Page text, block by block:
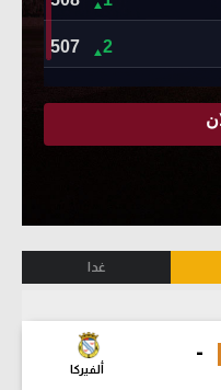
غدا
-
ألفيركا